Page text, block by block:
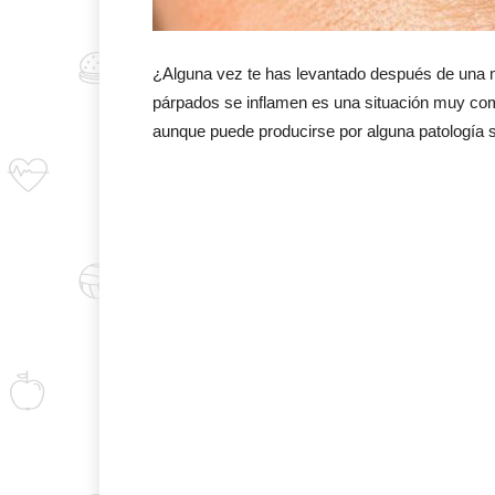
¿Alguna vez te has levantado después de
párpados se inflamen es una situación muy
aunque puede producirse por alguna patología